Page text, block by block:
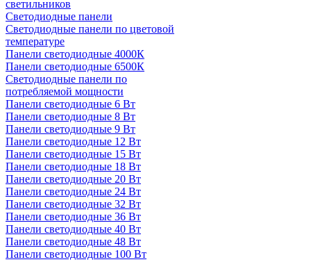
светильников
Светодиодные панели
Светодиодные панели по цветовой
температуре
Панели светодиодные 4000К
Панели светодиодные 6500К
Светодиодные панели по
потребляемой мощности
Панели светодиодные 6 Вт
Панели светодиодные 8 Вт
Панели светодиодные 9 Вт
Панели светодиодные 12 Вт
Панели светодиодные 15 Вт
Панели светодиодные 18 Вт
Панели светодиодные 20 Вт
Панели светодиодные 24 Вт
Панели светодиодные 32 Вт
Панели светодиодные 36 Вт
Панели светодиодные 40 Вт
Панели светодиодные 48 Вт
Панели светодиодные 100 Вт